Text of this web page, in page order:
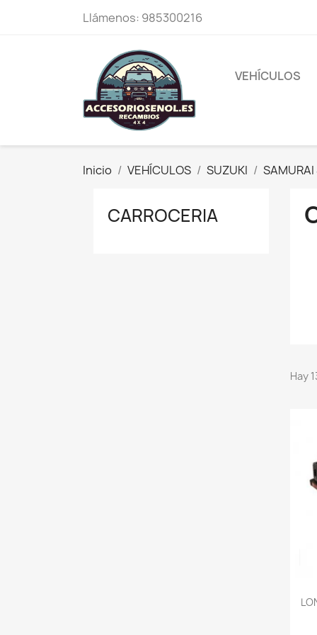
Llámenos: 985300216
VEHÍCULOS
Inicio VEHÍCULOS SUZUKI SAMURAI
CARROCERIA
Hay